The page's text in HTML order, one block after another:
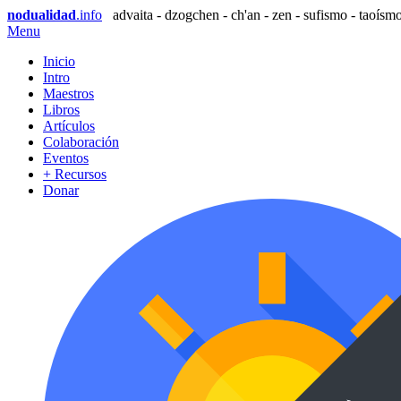
nodualidad.info
advaita - dzogchen - ch'an - zen - sufismo -
Menu
Inicio
Intro
Maestros
Libros
Artículos
Colaboración
Eventos
+ Recursos
Donar